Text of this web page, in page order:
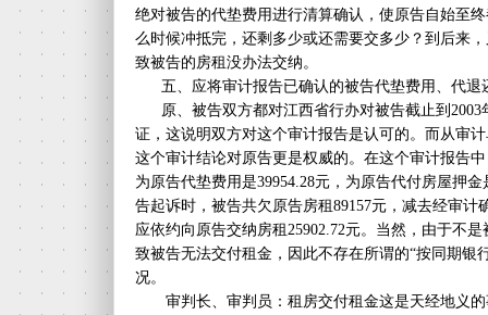
绝对被告的代垫费用进行清算确认，使原告自始至
么时候冲抵完，还剩多少或还需要交多少？到后来
致被告的房租没办法交纳。
五、应将审计报告已确认的被告代垫费用、代退
原、被告双方都对江西省行办对被告截止到2003
证，这说明双方对这个审计报告是认可的。而从审
这个审计结论对原告更是权威的。在这个审计报告
为原告代垫费用是39954.28元，为原告代付房屋押
告起诉时，被告共欠原告房租89157元，减去经审计
应依约向原告交纳房租25902.72元。当然，由于不
致被告无法交付租金，因此不存在所谓的“按同期银
况。
审判长、审判员：租房交付租金这是天经地义的